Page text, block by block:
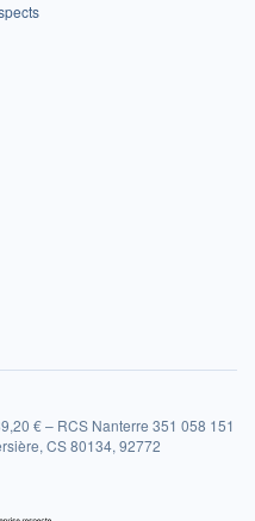
€ – RCS Nanterre 351 058 151
CS 80134, 92772